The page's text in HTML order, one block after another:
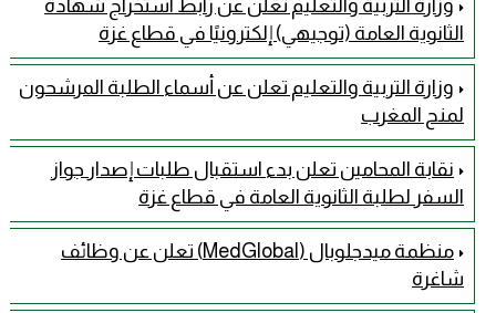
وزارة التربية والتعليم تعلن عن رابط استخراج شهادة
الثانوية العامة (توجيهي) إلكترونيًا في قطاع غزة
وزارة التربية والتعليم تعلن عن أسماء الطلبة المرشحون
لمنح المغرب
نقابة المحامين تعلن بدء استقبال طلبات إصدار جواز
السفر لطلبة الثانوية العامة في قطاع غزة
منظمة ميدجلوبال (MedGlobal) تعلن عن وظائف
شاغرة